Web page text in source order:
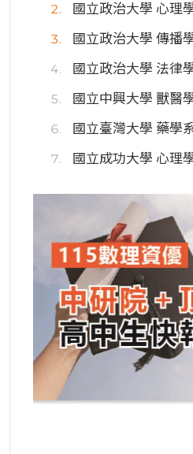
國立政治大學 心理
國立政治大學 傳播
國立政治大學 法律
國立中興大學 獸醫
國立臺灣大學 藥學
國立成功大學 心理